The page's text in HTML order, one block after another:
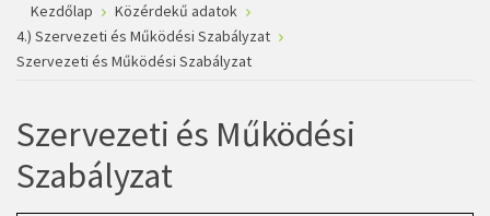
Kezdőlap
Közérdekű adatok
4.) Szervezeti és Működési Szabályzat
Szervezeti és Működési Szabályzat
Szervezeti és Működési
Szabályzat